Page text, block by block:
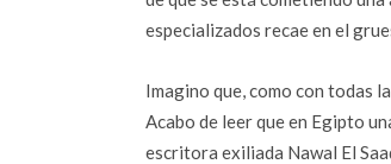
especializados recae en el
Imagino que, como con todas
Acabo de leer que en Egipto
escritora exiliada Nawal El